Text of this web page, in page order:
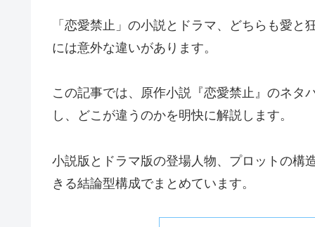
「恋愛禁止」の小説とドラマ、どちらも愛
には意外な違いがあります。
この記事では、原作小説『恋愛禁止』のネタ
し、どこが違うのかを明快に解説します。
小説版とドラマ版の登場人物、プロットの構
きる結論型構成でまとめています。